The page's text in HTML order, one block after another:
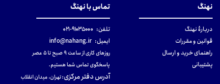
نهنگ
دربارهٔ نهنگ
قوانین و مقررات
راهنمای خرید و ارسال
پشتیبانی
تماس با نهنگ
تلفن: ۹۱۰۳۵۰۰۰-۰۲۱
ایمیل: info@nahang.ir
روزهای کاری از ساعت ۹ صبح تا ۵ عصر
پاسخگوی تماس شما هستیم.
آدرس دفتر مرکزی:تهران، میدان انقلاب